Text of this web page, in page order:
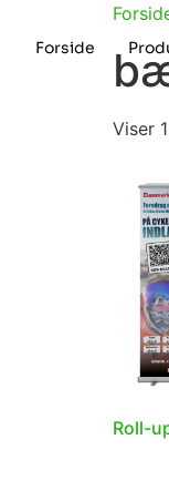
Forside
Viser
Roll-